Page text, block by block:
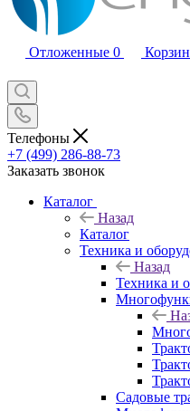
Отложенные 0
Телефоны
+7 (499) 286-88-73
Заказать звонок
Каталог
Назад
Каталог
Техника и
Назад
Техника и
Садовые